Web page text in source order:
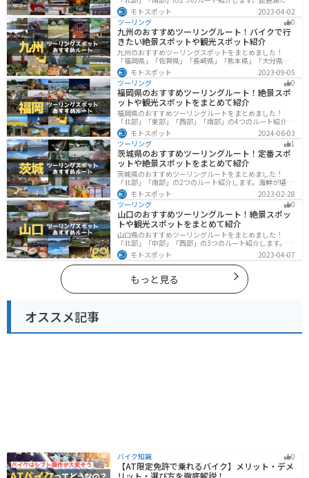
でなく、比叡山ドライブウェイなどの山を楽しめるスポ
ットも多数あります。バイクで滋賀県にツーリングに行
く際は参考にしてください。
モトスポット
2023-04-02
ツーリング
0
九州のおすすめツーリングルート！バイクで行
きたい絶景スポットや観光スポット紹介
九州のおすすめツーリングスポットをまとめました！
「福岡県」「佐賀県」「長崎県」「熊本県」「大分県」
「宮崎都」「鹿児島県」の各県の観光地紹介します。自
然豊かな山々や湖、温泉地が点在し、四季折々の景色を
楽しめるスポットが多数あります。バイクで九州にツー
リングに行く際は参考にしてください。
モトスポット
2023-09-05
ツーリング
0
福岡県のおすすめツーリングルート！絶景スポ
ットや観光スポットをまとめて紹介
福岡県のおすすめツーリングルートをまとめました！
「北部」「東部」「西部」「南部」の4つのルート紹介し
ます。豊かな自然から歴史ある名所、グルメまで多彩な
魅力が詰まっており、様々な楽しみ方ができます。バイ
クで福岡県にツーリングに行く際は参考にしてくださ
い。
モトスポット
2024-06-03
ツーリング
1
茨城県のおすすめツーリングルート！定番スポ
ットや絶景スポットをまとめて紹介
茨城県のおすすめツーリングルートをまとめました！
「北部」「南部」の2つのルート紹介します。海鮮が堪能
できる港や梅の景勝地、自然豊かな山々があるのでツー
リングにもってこいです。バイクで茨城県にツーリング
に行く際は参考にしてください。
モトスポット
2023-02-28
ツーリング
0
山口のおすすめツーリングルート！絶景スポッ
トや観光スポットをまとめて紹介
山口県のおすすめツーリングルートをまとめました！
「北部」「中部」「西部」の3つのルート紹介します。美
しい海岸線や山々を楽しむことができます。バイクで山
口県にツーリングに行く際は参考にしてください。
モトスポット 2023-04-07
もっと見る
オススメ記事
バイク知識 0
【AT限定免許で乗れるバイク】メリット・デメ